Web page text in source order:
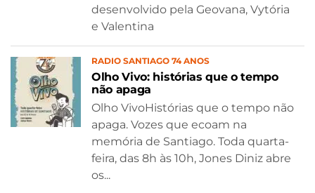
desenvolvido pela Geovana, Vytória
e Valentina
RADIO SANTIAGO 74 ANOS
Olho Vivo: histórias que o tempo
não apaga
Olho VivoHistórias que o tempo não
apaga. Vozes que ecoam na
memória de Santiago. Toda quarta-
feira, das 8h às 10h, Jones Diniz abre
os...